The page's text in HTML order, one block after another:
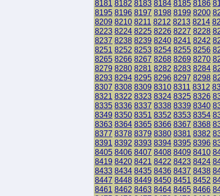
8181 8182 8183 8184 8185 8186
8195 8196 8197 8198 8199 8200
8209 8210 8211 8212 8213 8214
8223 8224 8225 8226 8227 8228
8237 8238 8239 8240 8241 8242
8251 8252 8253 8254 8255 8256
8265 8266 8267 8268 8269 8270
8279 8280 8281 8282 8283 8284
8293 8294 8295 8296 8297 8298
8307 8308 8309 8310 8311 8312
8321 8322 8323 8324 8325 8326
8335 8336 8337 8338 8339 8340
8349 8350 8351 8352 8353 8354
8363 8364 8365 8366 8367 8368
8377 8378 8379 8380 8381 8382
8391 8392 8393 8394 8395 8396
8405 8406 8407 8408 8409 8410
8419 8420 8421 8422 8423 8424
8433 8434 8435 8436 8437 8438
8447 8448 8449 8450 8451 8452
8461 8462 8463 8464 8465 8466